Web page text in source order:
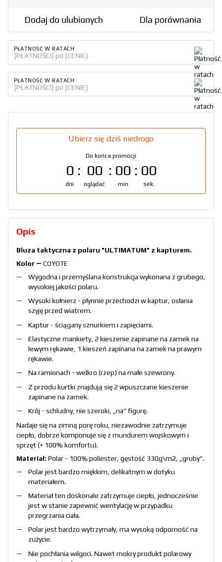
Dodaj do ulubionych Dla porównania
PŁATNOŚĆ W RATACH
{PŁATNOŚCI} po {CENIE}
PŁATNOŚĆ W RATACH
{PŁATNOŚCI} po {CENIE}
Ubierz się dziś niedrogo
Do końca promocji
0
dni
00
oglądać
00
min
00
sek.
Opis
Bluza taktyczna z polaru "ULTIMATUM" z kapturem.
Kolor ― COYOTE
Wygodna i przemyślana konstrukcja wykonana z grubego,
wysokiej jakości polaru.
Wysoki kołnierz - płynnie przechodzi w kaptur, osłania
szyję przed wiatrem.
Kaptur - ściągany sznurkiem i zapięciami.
Elastyczne mankiety, 2 kieszenie zapinane na zamek na
lewym rękawie, 1 kieszeń zapinana na zamek na prawym
rękawie.
Na ramionach - welkro (rzep) na małe szewrony.
Z przodu kurtki znajdują się 2 wpuszczane kieszenie
zapinane na zamek.
Krój - schludny, nie szeroki, „na” figurę.
Nadaje się na zimną porę roku, niezawodnie zatrzymuje
ciepło, dobrze komponuje się z mundurem wojskowym i
sprzęt (+ 100% komfortu).
Materiał: Polar - 100% poliester, gęstość 330g\m2, „gruby”.
Polar jest bardzo miękkim, delikatnym w dotyku
materiałem.
Materiał ten doskonale zatrzymuje ciepło, jednocześnie
jest w stanie zapewnić wentylację w przypadku
przegrzania ciała.
Polar jest bardzo wytrzymały, ma wysoką odporność na
zużycie.
Nie pochłania wilgoci. Nawet mokry produkt polarowy